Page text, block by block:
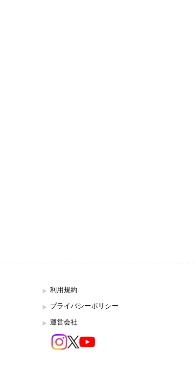
利用規約
プライバシーポリシー
運営会社